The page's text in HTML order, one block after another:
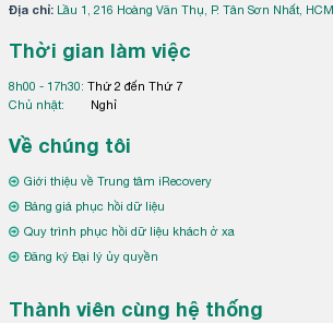
Địa chỉ: Lầu 1, 216 Hoàng Văn Thụ, P. Tân Sơn Nhất, HCM
Thời gian làm việc
8h00 - 17h30: Thứ 2 đến Thứ 7
Chủ nhật:
Nghỉ
Về chúng tôi
Giới thiệu về Trung tâm iRecovery
Bảng giá phục hồi dữ liệu
Quy trình phục hồi dữ liệu khách ở xa
Đăng ký Đại lý ủy quyền
Thành viên cùng hệ thống